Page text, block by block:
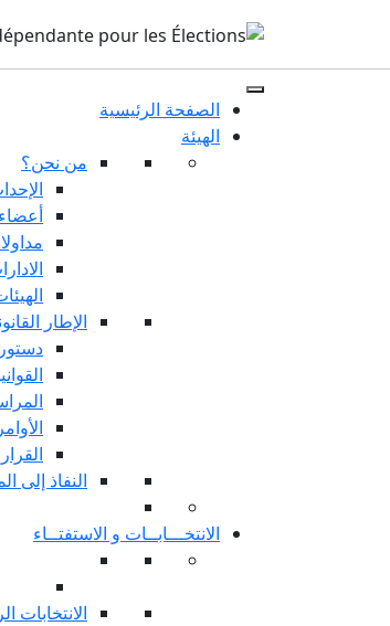
الصفحة الرئيسية
الهيئة
من نحن؟
أعضاء
الإطار
الأوامر
النفاذ إلى
الانتخـــابــات و الاستفتــاء
الانتخابات